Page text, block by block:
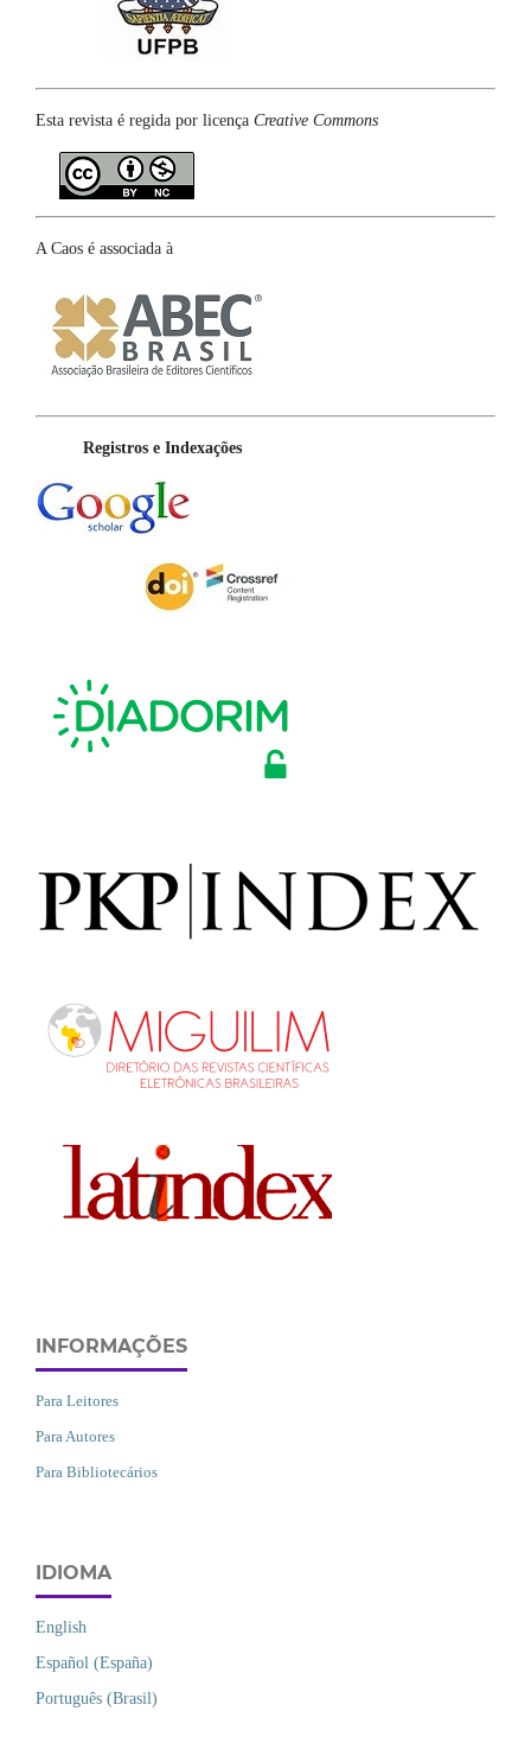
Esta revista é regida por licença Creative Commons
A Caos é associada à
Registros e Indexações
INFORMAÇÕES
Para Leitores
Para Autores
Para Bibliotecários
IDIOMA
English
Español (España)
Português (Brasil)